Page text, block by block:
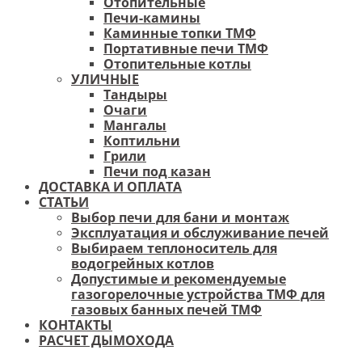
Печи-камины
Каминные топки ТМФ
Портативные печи ТМФ
Отопительные котлы
УЛИЧНЫЕ
Тандыры
Очаги
Мангалы
Коптильни
Грили
Печи под казан
ДОСТАВКА И ОПЛАТА
СТАТЬИ
Выбор печи для бани и монтаж
Эксплуатация и обслуживание печей
Выбираем теплоноситель для
водогрейных котлов
Допустимые и рекомендуемые
газогорелочные устройства ТМФ для
газовых банных печей ТМФ
КОНТАКТЫ
РАСЧЕТ ДЫМОХОДА